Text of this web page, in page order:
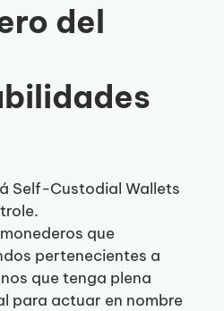
del
Self-Custodial Wallets
que
pertenecientes a
que tenga plena
para actuar en nombre